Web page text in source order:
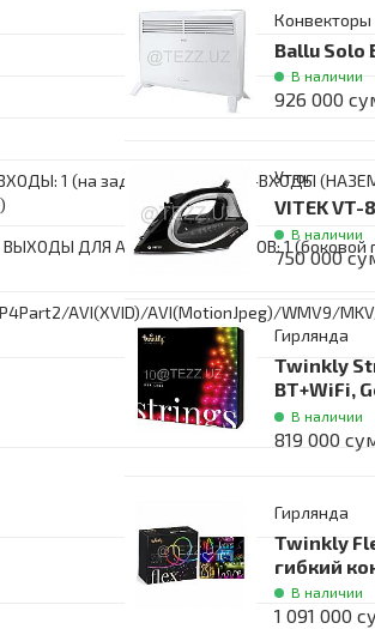
1 (на задней панели), РЧ-ВХОДЫ
ДЛЯ АУДИО/НАУШНИКОВ: 1 (боковой
AVI(XVID)/AVI(MotionJpeg)/WMV9/
Конвекторы
Ballu Solo
В наличии
926 000
Утюг
VITEK VT-
В наличии
750 000
Гирлянда
Twinkly
BT+WiFi,
В наличии
819 000
Гирлянда
Twinkly
гибкий
В наличии
1 091 000